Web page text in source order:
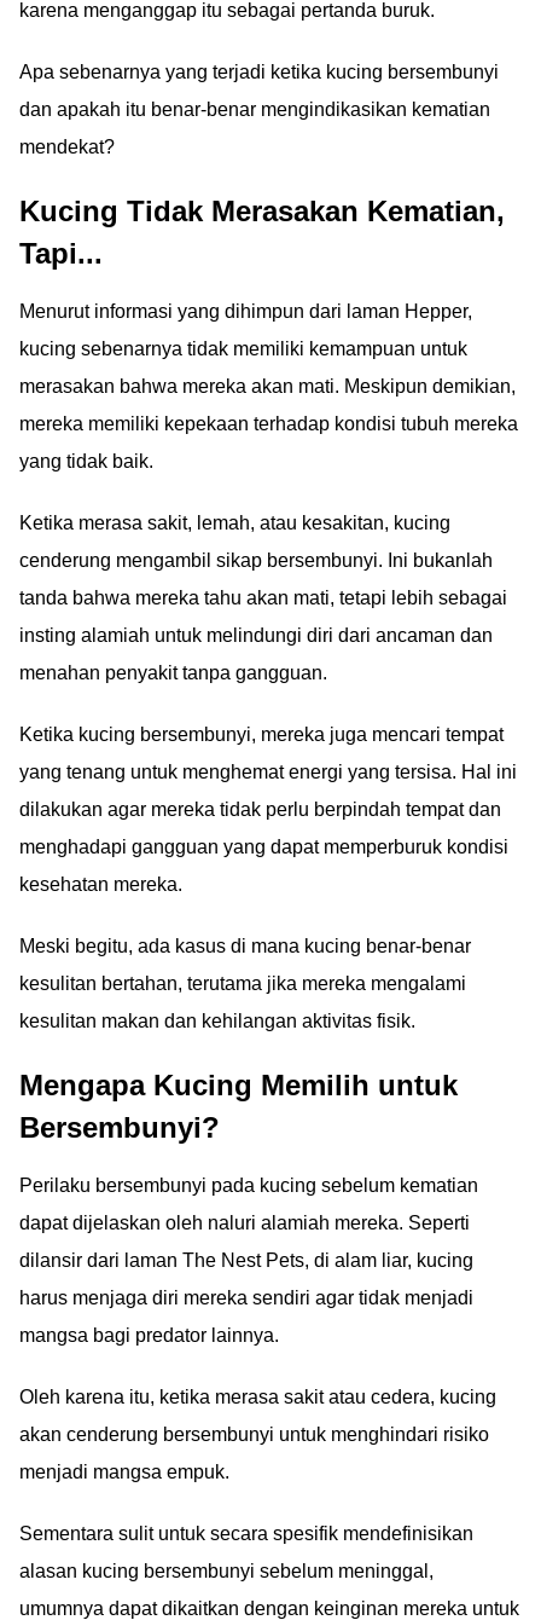
karena menganggap itu sebagai pertanda buruk.
Apa sebenarnya yang terjadi ketika kucing bersembunyi
dan apakah itu benar-benar mengindikasikan kematian
mendekat?
Kucing Tidak Merasakan Kematian,
Tapi...
Menurut informasi yang dihimpun dari laman Hepper,
kucing sebenarnya tidak memiliki kemampuan untuk
merasakan bahwa mereka akan mati. Meskipun demikian,
mereka memiliki kepekaan terhadap kondisi tubuh mereka
yang tidak baik.
Ketika merasa sakit, lemah, atau kesakitan, kucing
cenderung mengambil sikap bersembunyi. Ini bukanlah
tanda bahwa mereka tahu akan mati, tetapi lebih sebagai
insting alamiah untuk melindungi diri dari ancaman dan
menahan penyakit tanpa gangguan.
Ketika kucing bersembunyi, mereka juga mencari tempat
yang tenang untuk menghemat energi yang tersisa. Hal ini
dilakukan agar mereka tidak perlu berpindah tempat dan
menghadapi gangguan yang dapat memperburuk kondisi
kesehatan mereka.
Meski begitu, ada kasus di mana kucing benar-benar
kesulitan bertahan, terutama jika mereka mengalami
kesulitan makan dan kehilangan aktivitas fisik.
Mengapa Kucing Memilih untuk
Bersembunyi?
Perilaku bersembunyi pada kucing sebelum kematian
dapat dijelaskan oleh naluri alamiah mereka. Seperti
dilansir dari laman The Nest Pets, di alam liar, kucing
harus menjaga diri mereka sendiri agar tidak menjadi
mangsa bagi predator lainnya.
Oleh karena itu, ketika merasa sakit atau cedera, kucing
akan cenderung bersembunyi untuk menghindari risiko
menjadi mangsa empuk.
Sementara sulit untuk secara spesifik mendefinisikan
alasan kucing bersembunyi sebelum meninggal,
umumnya dapat dikaitkan dengan keinginan mereka untuk